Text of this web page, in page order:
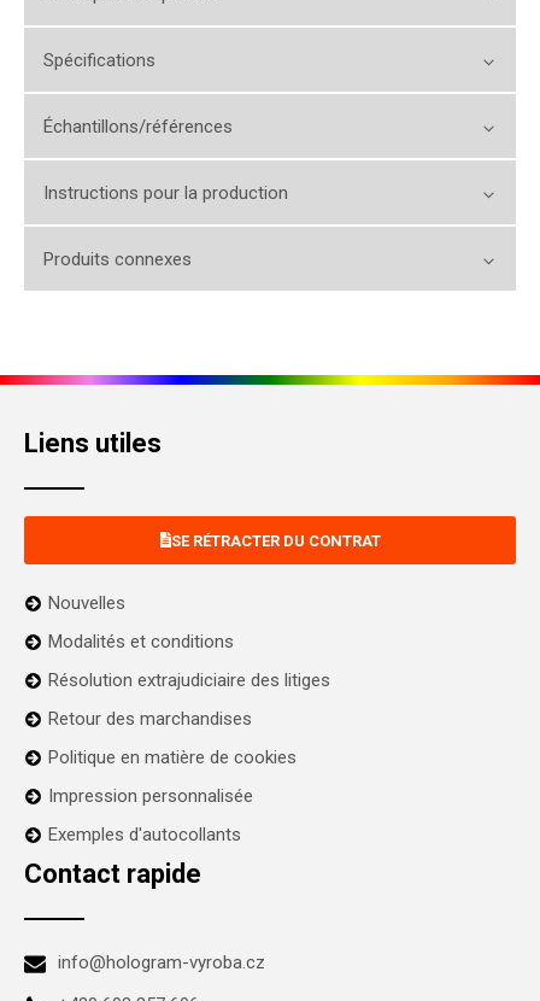
Spécifications
Échantillons/références
Instructions pour la production
Produits connexes
Liens utiles
SE RÉTRACTER DU CONTRAT
Nouvelles
Modalités et conditions
Résolution extrajudiciaire des litiges
Retour des marchandises
Politique en matière de cookies
Impression personnalisée
Exemples d'autocollants
Contact rapide
info@hologram-vyroba.cz